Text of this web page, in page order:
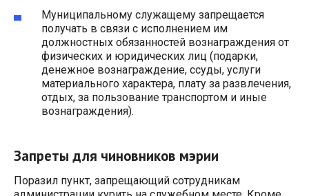
Муниципальному служащему запрещается
получать в связи с исполнением им
должностных обязанностей вознаграждения от
физических и юридических лиц (подарки,
денежное вознаграждение, ссуды, услуги
материального характера, плату за развлечения,
отдых, за пользование транспортом и иные
вознаграждения).
Запреты для чиновников мэрии
Поразил пункт, запрещающий сотрудникам